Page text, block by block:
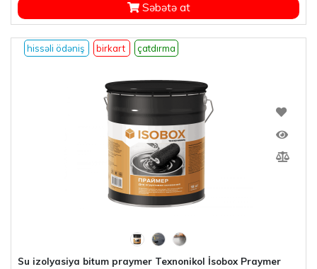
Səbətə at
hissəli ödəniş birkart çatdırma
Su izolyasiya bitum praymer Texnonikol İsobox Praymer